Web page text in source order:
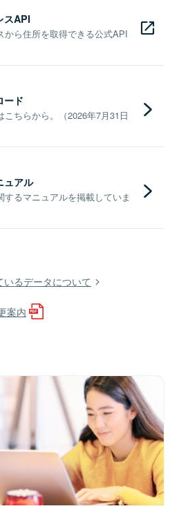
スAPI
ら住所を取得できる公式API
ード
ちらから。（2026年7月31日
ュアル
るマニュアルを掲載していま
るデータについて
案内